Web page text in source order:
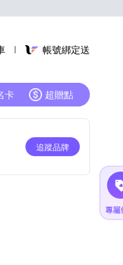
帳號綁定送
卡 超贈點
追蹤品牌